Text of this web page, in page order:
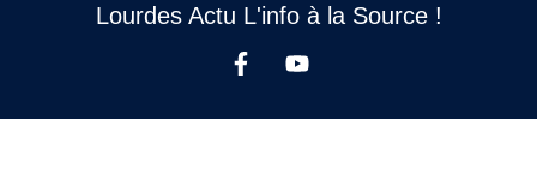
Lourdes Actu L'info à la Source !